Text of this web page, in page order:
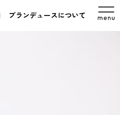
ブランデュースについて